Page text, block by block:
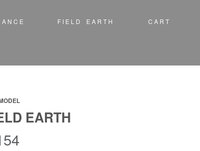
N C E F I E L D E A R T H C A R T
EARTH